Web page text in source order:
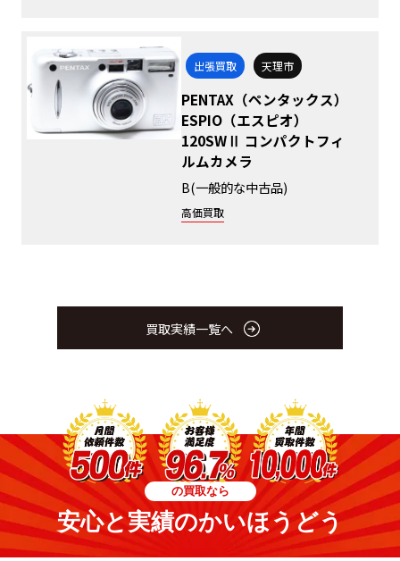
出張買取 天理市
PENTAX（ペンタックス）
ESPIO（エスピオ）
120SWⅡ コンパクトフィ
ルムカメラ
B(一般的な中古品)
高価買取
買取実績一覧へ
の買取なら
安心と実績のかいほうどう